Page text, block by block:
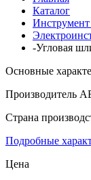
Каталог
Инструмент
-Угловая
Основные
Производитель
Страна
Подробные
Цена